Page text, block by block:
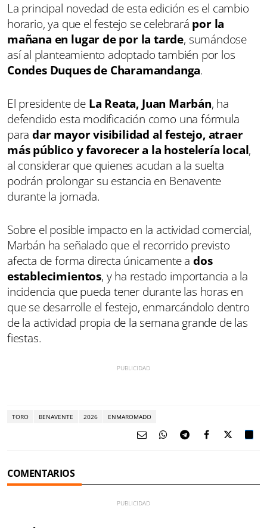
La principal novedad de esta edición es el cambio
horario, ya que el festejo se celebrará por la
mañana en lugar de por la tarde, sumándose
así al planteamiento adoptado también por los
Condes Duques de Charamandanga.
El presidente de La Reata, Juan Marbán, ha
defendido esta modificación como una fórmula
paradar mayor visibilidad al festejo, atraer
más público y favorecer a la hostelería local,
al considerar que quienes acudan a la suelta
podrán prolongar su estancia en Benavente
durante la jornada.
Sobre el posible impacto en la actividad comercial,
Marbán ha señalado que el recorrido previsto
afecta de forma directa únicamente a dos
establecimientos, y ha restado importancia a la
incidencia que pueda tener durante las horas en
que se desarrolle el festejo, enmarcándolo dentro
de la actividad propia de la semana grande de las
fiestas.
TORO BENAVENTE 2026 ENMAROMADO
COMENTARIOS